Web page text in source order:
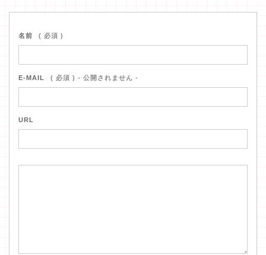
名前 ( 必須 )
E-MAIL ( 必須 ) - 公開されません -
URL